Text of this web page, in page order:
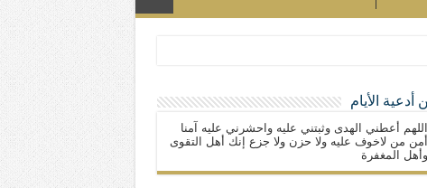
السلام) فكلّ المسلمين شيعة.
أدعية الأيام
اللهم أعطني الهدى وثبتني عليه واحشرني عليه آمنا
أمن من لاخوف عليه ولا حزن ولا جزع إنك أهل التقوى
وأهل المغفرة